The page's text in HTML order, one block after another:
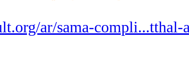
ar/sama-compli...tthal-